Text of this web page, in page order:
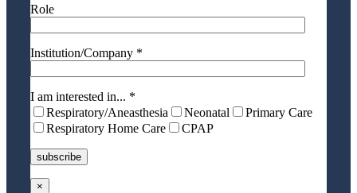
Role
Institution/Company *
I am interested in... *
Respiratory/Aneasthesia
Neonatal
Primary Care
Respiratory Home Care
CPAP
×